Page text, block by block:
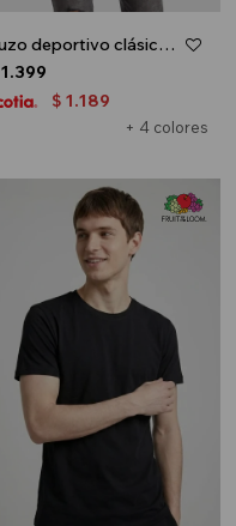
Buzo deportivo clásico con capucha - Gris melange oscuro
+ 4 colores
1.399
$ 1.189